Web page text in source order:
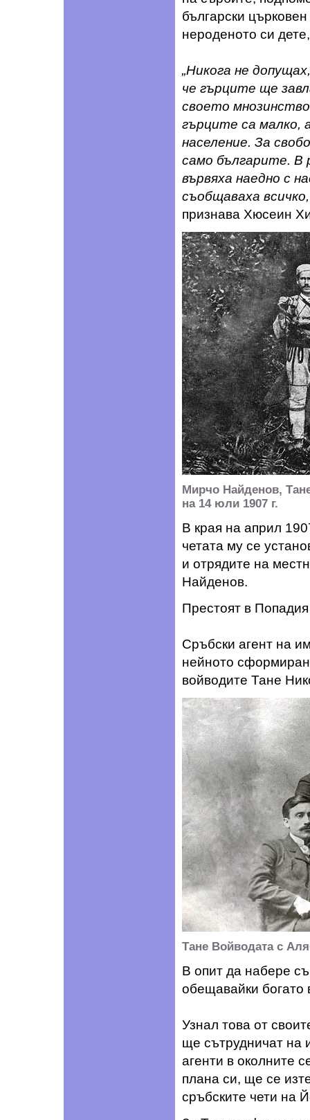
български
нероденото си
„Никога не
че гърците ще
своето
гърците са малко,
население. За
само българите. В
вървяха наедно с
съобщаваха
признава Хюсеин
Мирчо Найденов,
на 14 юли 1907 г.
В края на април
четата му се
и отрядите на
Найденов.
Престоят в
Сръбски агент на
нейното
войводите Тане
Тане Войводата с
В опит да набере
обещавайки богато
Узнал това от
ще сътрудничат на
агенти в околните
плана си, ще се
сръбските чети на